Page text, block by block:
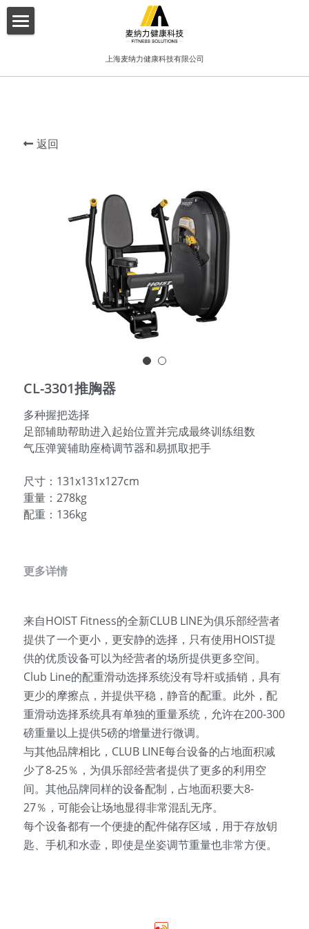
上海麦纳力健康科技有限公司
关于我们
增值服务
简体中文
简体中文
返回
CL-3301推胸器
多种握把选择
足部辅助帮助进入起始位置并完成最终训练组数
气压弹簧辅助座椅调节器和易抓取把手
尺寸：131x131x127cm
重量：278kg
配重：136kg
更多详情
来自HOIST Fitness的全新CLUB LINE为俱乐部经营者
提供了一个更小，更安静的选择，只有使用HOIST提
供的优质设备可以为经营者的场所提供更多空间。
Club Line的配重滑动选择系统没有导杆或插销，具有
更少的摩擦点，并提供平稳，静音的配重。此外，配
重滑动选择系统具有单独的重量系统，允许在200-300
磅重量以上提供5磅的增量进行微调。
与其他品牌相比，CLUB LINE每台设备的占地面积减
少了8-25％，为俱乐部经营者提供了更多的利用空
间。其他品牌同样的设备配制，占地面积要大8-
27％，可能会让场地显得非常混乱无序。
每个设备都有一个便捷的配件储存区域，用于存放钥
匙、手机和水壶，即使是坐姿调节重量也非常方便。
博客分类
普拉提项目